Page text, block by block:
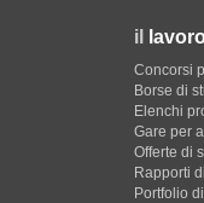
il
Concorsi
Borse di
Elenchi
Gare per
Offerte di
Rapporti
Portfolio